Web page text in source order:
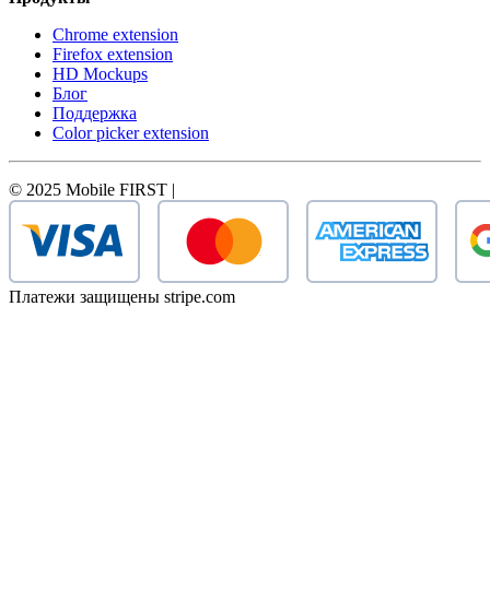
Chrome extension
Firefox extension
HD Mockups
Блог
Поддержка
Color picker extension
© 2025 Mobile FIRST |
Платежи защищены stripe.com